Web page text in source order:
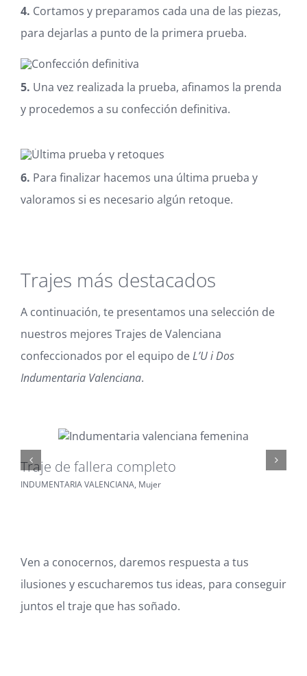
4. Cortamos y preparamos cada una de las piezas,
para dejarlas a punto de la primera prueba.
5. Una vez realizada la prueba, afinamos la prenda
y procedemos a su confección definitiva.
6. Para finalizar hacemos una última prueba y
valoramos si es necesario algún retoque.
Trajes más destacados
A continuación, te presentamos una selección de
nuestros mejores Trajes de Valenciana
confeccionados por el equipo deL’U i Dos
Indumentaria Valenciana.
Traje de fallera completo
INDUMENTARIA VALENCIANA, Mujer
Ven a conocernos, daremos respuesta a tus
ilusiones y escucharemos tus ideas, para conseguir
juntos el traje que has soñado.